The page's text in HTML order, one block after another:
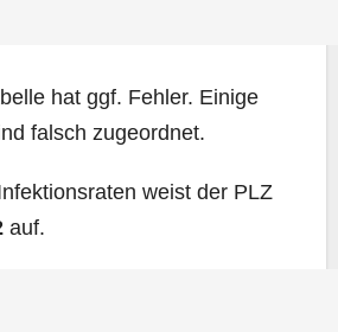
hat ggf. Feh­ler. Eini­ge
falsch zugeordnet.
weist der PLZ
auf.